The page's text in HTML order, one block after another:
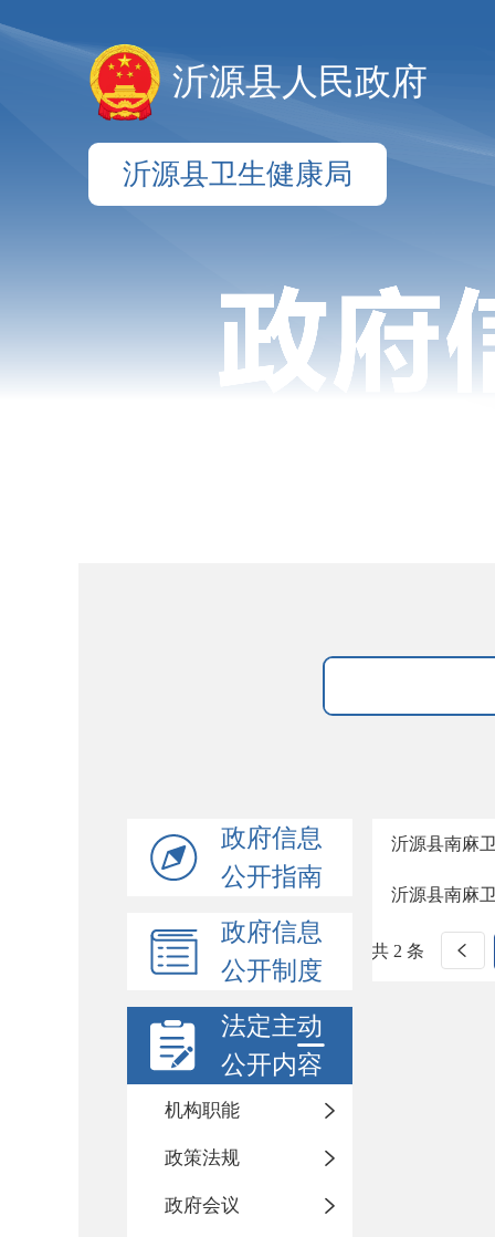
沂源县人民政府
沂源县卫生健康局
政府信息
公开指南
政府信息
公开制度
法定主动
公开内容
机构职能
政策法规
政府会议
沂源县南麻
沂源县南麻
共 2 条